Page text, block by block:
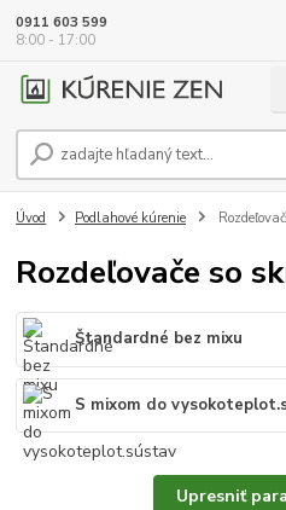
0911 603 599
8:00 - 17:00
Úvod Podlahové kúrenie
Rozdeľovače so
Štandardné bez mixu
S mixom do
Upresniť